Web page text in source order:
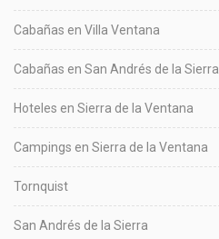
Cabañas en Villa Ventana
Cabañas en San Andrés de la Sierra
Hoteles en Sierra de la Ventana
Campings en Sierra de la Ventana
Tornquist
San Andrés de la Sierra